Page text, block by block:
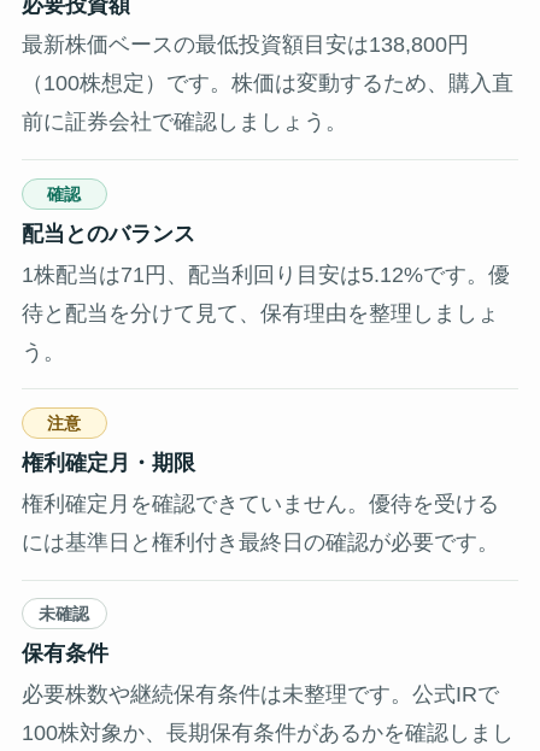
最新株価ベースの最低投資額目安は138,800円
（100株想定）です。株価は変動するため、購入直
前に証券会社で確認しましょう。
確認
配当とのバランス
1株配当は71円、配当利回り目安は5.12%です。優
待と配当を分けて見て、保有理由を整理しましょ
う。
注意
権利確定月・期限
権利確定月を確認できていません。優待を受ける
には基準日と権利付き最終日の確認が必要です。
未確認
保有条件
必要株数や継続保有条件は未整理です。公式IRで
100株対象か、長期保有条件があるかを確認しまし